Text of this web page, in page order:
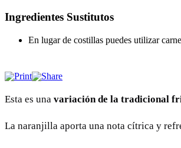
Ingredientes Sustitutos
En lugar de costillas puedes utilizar
Esta es una variación de la tradicional
La naranjilla aporta una nota cítrica y